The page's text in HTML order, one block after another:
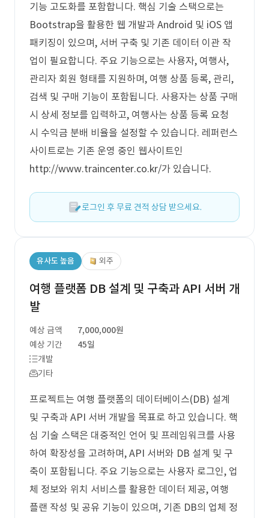
기능 고도화를 포함합니다. 핵심 기술 스택으로는
Bootstrap을 활용한 웹 개발과 Android 및 iOS 앱
패키징이 있으며, 서버 구축 및 기존 데이터 이관 작
업이 필요합니다. 주요 기능으로는 사용자, 여행사,
관리자 회원 형태를 지원하며, 여행 상품 등록, 관리,
검색 및 구매 기능이 포함됩니다. 사용자는 상품 구매
시 상세 정보를 입력하고, 여행사는 상품 등록 요청
시 수익금 분배 비율을 설정할 수 있습니다. 레퍼런스
사이트로는 기존 운영 중인 웹사이트인
http://www.traincenter.co.kr/가 있습니다.
로그인 후 무료 견적 상담 받으세요.
유사도 높음 외주
여행 플랫폼 DB 설계 및 구축과 API 서버 개
발
예상 금액
7,000,000원
예상 기간
45일
개발
기타
프로젝트는 여행 플랫폼의 데이터베이스(DB) 설계
및 구축과 API 서버 개발을 목표로 하고 있습니다. 핵
심 기술 스택은 대중적인 언어 및 프레임워크를 사용
하여 확장성을 고려하며, API 서버와 DB 설계 및 구
축이 포함됩니다. 주요 기능으로는 사용자 로그인, 업
체 정보와 위치 서비스를 활용한 데이터 제공, 여행
플랜 작성 및 공유 기능이 있으며, 기존 DB의 업체 정